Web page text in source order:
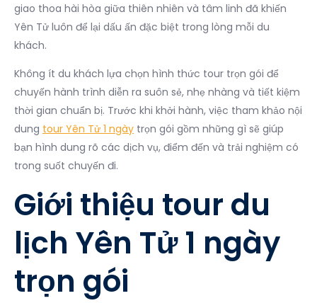
giao thoa hài hòa giữa thiên nhiên và tâm linh đã khiến
Yên Tử luôn để lại dấu ấn đặc biệt trong lòng mỗi du
khách.
Không ít du khách lựa chọn hình thức tour trọn gói để
chuyến hành trình diễn ra suôn sẻ, nhẹ nhàng và tiết kiệm
thời gian chuẩn bị. Trước khi khởi hành, việc tham khảo nội
dung tour Yên Tử 1 ngày trọn gói gồm những gì sẽ giúp
bạn hình dung rõ các dịch vụ, điểm đến và trải nghiệm có
trong suốt chuyến đi.
Giới thiệu tour du
lịch Yên Tử 1 ngày
trọn gói